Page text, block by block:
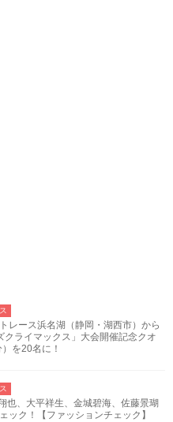
レース浜名湖（静岡・湖西市）から
クライマックス」大会開催記念クオ
を20名に！
也、大平祥生、金城碧海、佐藤景瑚
ック！【ファッションチェック】